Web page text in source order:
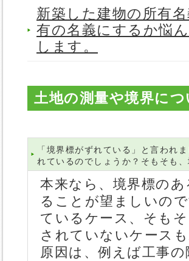
新築した建物の所有
有の名義にするか悩
します。
土地の測量や境界につ
「境界標がずれている」と言われ
れているのでしょうか？そもそも
本来なら、境界標の
ることが望ましいの
ているケース、そも
されていないケース
原因は、例えば工事